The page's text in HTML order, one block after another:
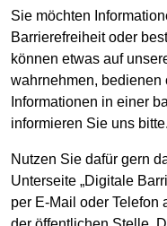
Sie möchten
Barrierefreiheit oder
können etwas auf
wahrnehmen, bedienen
Informationen in einer
informieren Sie uns bitte.
Nutzen Sie dafür gern
Unterseite „Digitale
per E-Mail oder Telefon